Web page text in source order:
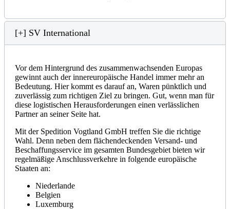
[+] SV International
Vor dem Hintergrund des zusammenwachsenden Europas
gewinnt auch der innereuropäische Handel immer mehr an
Bedeutung. Hier kommt es darauf an, Waren pünktlich und
zuverlässig zum richtigen Ziel zu bringen. Gut, wenn man für
diese logistischen Herausforderungen einen verlässlichen
Partner an seiner Seite hat.
Mit der Spedition Vogtland GmbH treffen Sie die richtige
Wahl. Denn neben dem flächendeckenden Versand- und
Beschaffungsservice im gesamten Bundesgebiet bieten wir
regelmäßige Anschlussverkehre in folgende europäische
Staaten an:
Niederlande
Belgien
Luxemburg